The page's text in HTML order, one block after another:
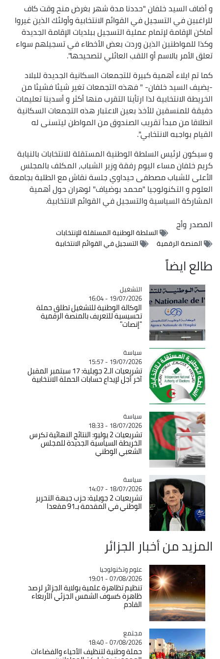
و أضاف السيد خلفان "حددنا مدة شهر بغرض منح وقت كاف
للراغبين في التسجيل في القوائم الانتخابية وأولئك الذين غيروا
أماكن الإقامة لإتمام عملية التسجيل ببلديات الإقامة الجديدة
وكذا للمواطنين الذين وردت بعض الأخطاء في تسجيلهم سواء
تعلق الأمر بالاسم أو اللقب العائلي لتصحيحها".
كما تم ايلاء أهمية كبيرة للتجمعات السكانية الجديدة للبلاد
-يضيف السيد خلفان- " فهذه التجمعات تغير شيئا فشيئا من
الخريطة الانتخابية لذا ارتأينا التقرب منها أكثر و أسدينا تعليمات
دقيقة للمنسقين للأخذ بعين الاعتبار هذه التجمعات السكانية
انطلاقا من مبدأ تقريب الصندوق من المواطن ليتسنى له
القيام بواجبه الانتخابي".
و سيكون لرئيس السلطة الوطنية المستقلة للانتخابات بالنيابة
كريم خلفان مساء اليوم رفقة وزير الشباب، المكلف بالمجلس
الأعلى للشباب مصطفى حيداوي جلسة نقاش مع الطلبة بجامعة
العلوم و التكنولوجيا "محمد بوضياف" لوهران حول أهمية
المشاركة السياسية والتسجيل في القوائم الانتخابية.
المصدروأج
السلطة الوطنية المستقلة للإنتخابات
المنصة الرقمية
التسجيل في القوائم الانتخابية
طالع ايضاً
Catégorie
التشغيل
19/07/2026 - 16:04
الوكالة الوطنية للتشغيل تطلق حملة
تحسيسية للتعريف بالمنصة الرقمية
"إنصات"
Catégorie
سياسة
19/07/2026 - 15:57
تشريعيات الـ2 جويلية: 17 سبتمبر المقبل
آخر أجل لإيداع حسابات الحملة الانتخابية
Catégorie
سياسة
18/07/2026 - 18:33
تشريعيات 2 يوليو: النتائج النهائية تكرس
الخريطة السياسية الجديدة للمجلس
الشعبي الوطني
Catégorie
سياسة
18/07/2026 - 14:07
تشريعيات 2 جويلية: حزب جبهة التحرير
الوطني في المقدمة بـ91 مقعدا
المزيد من أخبار الجزائر
Catégorie
علوم وتكنولوجيا
07/08/2026 - 19:01
تنظيم تظاهرة علمية بولاية الجزائر لرصد
ظاهرة كسوف الشمس الجزئي الأربعاء
القادم
Catégorie
مجتمع
07/08/2026 - 18:40
حملة وطنية لتنظيف الأحياء والفضاءات